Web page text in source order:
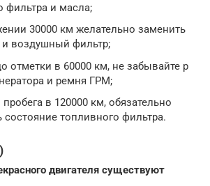
фильтра и масла;
30000 км желательно заменить
и воздушный фильтр;
отметки в 60000 км, не забывайте р
и ремня ГРМ;
пробега в 120000 км, обязательно
состояние топливного фильтра.
двигателя существуют